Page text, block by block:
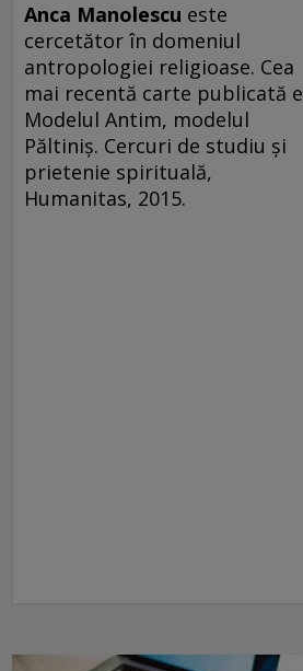
Anca Manolescu este
cercetător în domeniul
antropologiei religioase. Cea
mai recentă carte publicată e
Modelul Antim, modelul
Păltiniş. Cercuri de studiu şi
prietenie spirituală,
Humanitas, 2015.